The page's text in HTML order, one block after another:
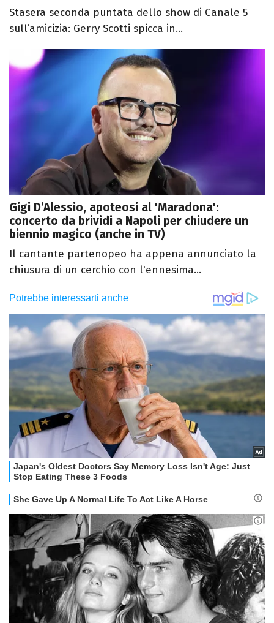
Stasera seconda puntata dello show di Canale 5
sull’amicizia: Gerry Scotti spicca in...
Gigi D’Alessio, apoteosi al 'Maradona':
concerto da brividi a Napoli per chiudere un
biennio magico (anche in TV)
Il cantante partenopeo ha appena annunciato la
chiusura di un cerchio con l'ennesima...